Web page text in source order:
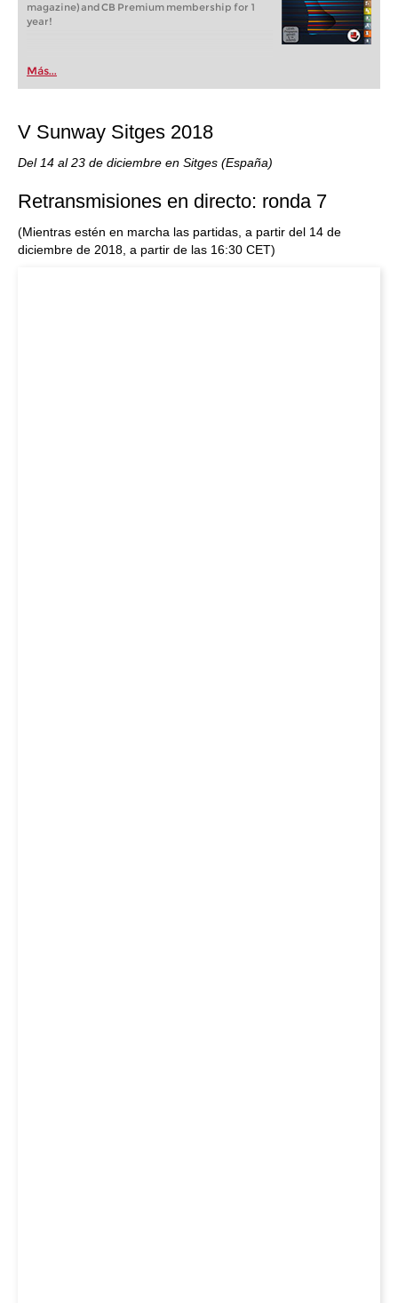
magazine) and CB Premium membership for 1
year!
Más...
V Sunway Sitges 2018
Del 14 al 23 de diciembre en Sitges (España)
Retransmisiones en directo: ronda 7
(Mientras estén en marcha las partidas, a partir del 14 de
diciembre de 2018, a partir de las 16:30 CET)